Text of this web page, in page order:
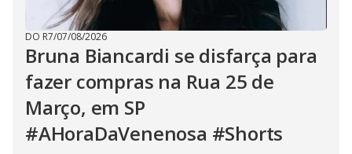
DO R7/07/08/2026
Bruna Biancardi se disfarça para
fazer compras na Rua 25 de
Março, em SP
#AHoraDaVenenosa #Shorts